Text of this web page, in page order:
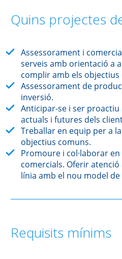
Quins projectes
Assessorament i
serveis amb orientació a
complir amb els objectius
Assessorament de
inversió.
Anticipar-se i ser proactiu
actuals i futures dels
Treballar en equip per a
objectius comuns.
Promoure i col·laborar
comercials. Oferir atenció
línia amb el nou model de
Requisits mínims